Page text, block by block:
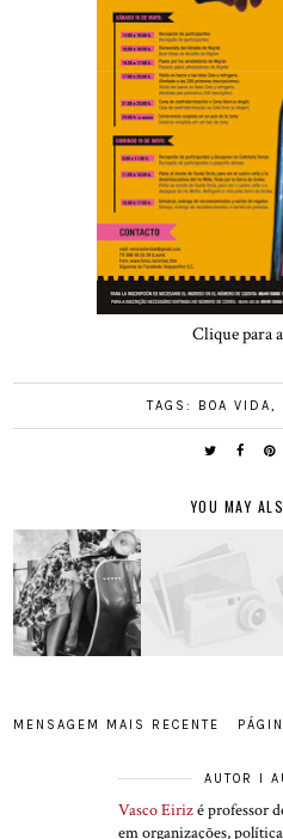
Clique para
TAGS: BOA VIDA
YOU MAY
MENSAGEM MAIS RECENTE
AUTOR I
Vasco Eirizé professor
em organizações,